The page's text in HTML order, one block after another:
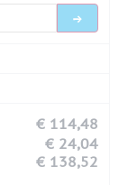
€ 114,48
€ 24,04
€ 138,52